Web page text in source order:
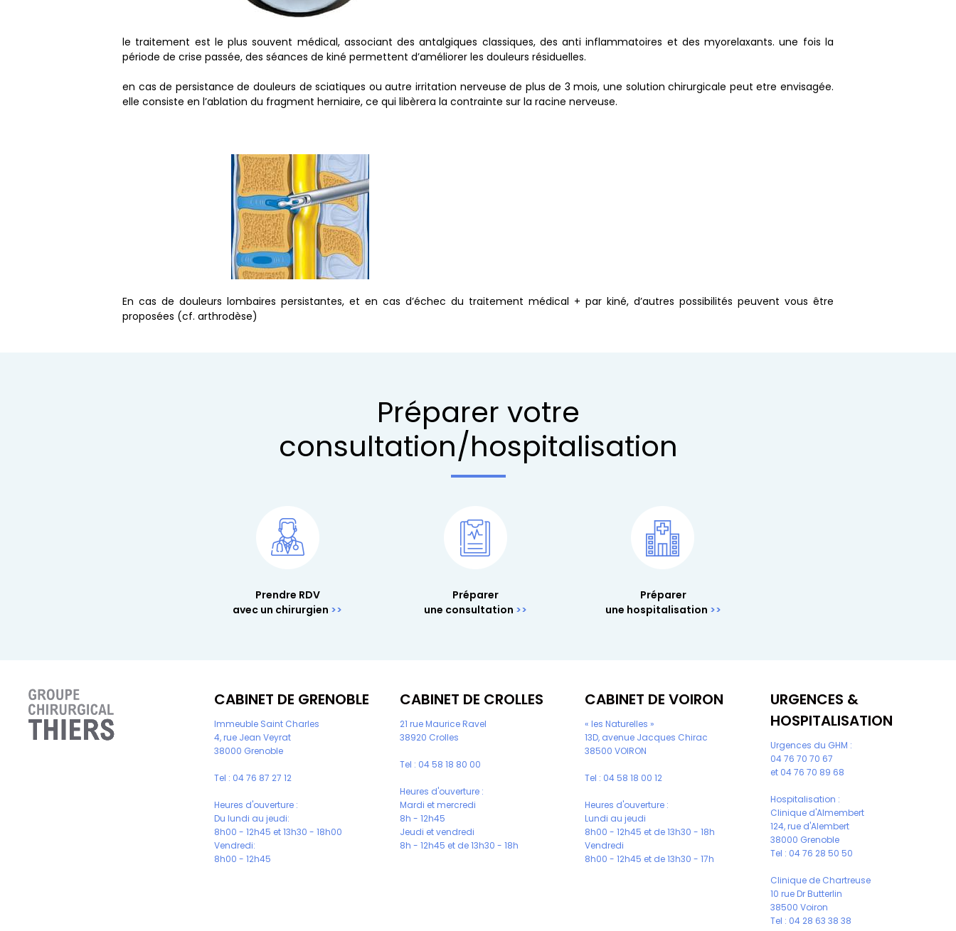
le traitement est le plus souvent médical, associant des antalgiques classiques, des anti inflammatoires et des myorelaxants. une fois la
période de crise passée, des séances de kiné permettent d’améliorer les douleurs résiduelles.
en cas de persistance de douleurs de sciatiques ou autre irritation nerveuse de plus de 3 mois, une solution chirurgicale peut etre envisagée.
elle consiste en l’ablation du fragment herniaire, ce qui libèrera la contrainte sur la racine nerveuse.
En cas de douleurs lombaires persistantes, et en cas d’échec du traitement médical + par kiné, d’autres possibilités peuvent vous être
proposées (cf. arthrodèse)
Préparer votre
consultation/hospitalisation
Prendre RDV
avec un chirurgien
Préparer
une consultation
Préparer
une hospitalisation
CABINET DE GRENOBLE
Immeuble Saint Charles
4, rue Jean Veyrat
38000 Grenoble
Tel : 04 76 87 27 12
Heures d'ouverture :
Du lundi au jeudi:
8h00 - 12h45 et 13h30 - 18h00
Vendredi:
8h00 - 12h45
CABINET DE CROLLES
21 rue Maurice Ravel
38920 Crolles
Tel : 04 58 18 80 00
Heures d'ouverture :
Mardi et mercredi
8h - 12h45
Jeudi et vendredi
8h - 12h45 et de 13h30 - 18h
CABINET DE VOIRON
« les Naturelles »
13D, avenue Jacques Chirac
38500 VOIRON
Tel : 04 58 18 00 12
Heures d'ouverture :
Lundi au jeudi
8h00 - 12h45 et de 13h30 - 18h
Vendredi
8h00 - 12h45 et de 13h30 - 17h
URGENCES &
HOSPITALISATION
Urgences du GHM :
04 76 70 70 67
et 04 76 70 89 68
Hospitalisation :
Clinique d'Almembert
124, rue d'Alembert
38000 Grenoble
Tel : 04 76 28 50 50
Clinique de Chartreuse
10 rue Dr Butterlin
38500 Voiron
Tel : 04 28 63 38 38